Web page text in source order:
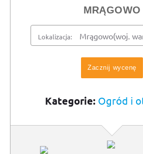
MRĄGOWO
Lokalizacja:
Zacznij wycenę
Kategorie: Ogród i